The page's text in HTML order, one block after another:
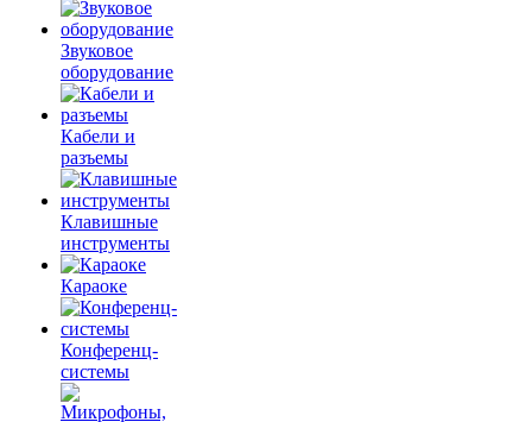
Звуковое
оборудование
Кабели и
разъемы
Клавишные
инструменты
Караоке
Конференц-
системы